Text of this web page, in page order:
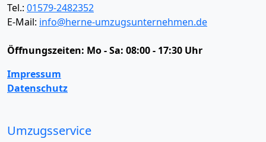
Tel.: 01579-2482352
E-Mail: info@herne-umzugsunternehmen.de
Öffnungszeiten: Mo - Sa: 08:00 - 17:30 Uhr
Impressum
Datenschutz
Umzugsservice